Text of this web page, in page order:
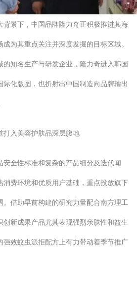
背景下，中国品牌隆力奇正积极推进其海
为其重点关注并深度发掘的目标区域。
知名生产与研发企业，隆力奇进入韩国
化版图，也折射出中国制造向品牌输出
打入美容护肤品深层腹地
安全性标准和复杂的产品细分及迭代闻
消费环境和优质用户基础，重点投放旗下
。借助早前构建的研究力量配合南方理工
创新成果产品尤其表现强烈亲肤性和益生
强效蚊虫派拒配方上有力带动着季节推广